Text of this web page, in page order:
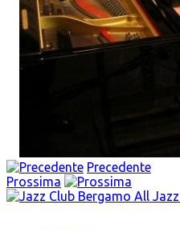
Precedente
Prossima